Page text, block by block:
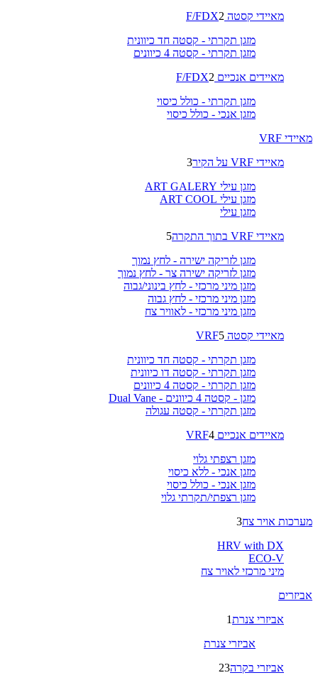
מאיידי קסטה F/FDX 2
מזגן תקרתי - קסטה חד כיוונית
מזגן תקרתי - קסטה 4 כיוונים
מאיידים אנכיים F/FDX 2
מזגן תקרתי - כולל כיסוי
מזגן אנכי - כולל כיסוי
מאיידי VRF
מאיידי VRF על הקיר
3
מזגן עילי ART GALERY
מזגן עילי ART COOL
מזגן עילי
מאיידי VRF בתוך התקרה
5
מזגן לזריקה ישירה - לחץ נמוך
מזגן לזריקה ישירה צר - לחץ נמוך
מזגן מיני מרכזי - לחץ בינוני/גבוה
מזגן מיני מרכזי - לחץ גבוה
מזגן מיני מרכזי - לאוויר צח
מאיידי קסטה VRF 5
מזגן תקרתי - קסטה חד כיוונית
מזגן תקרתי - קסטה דו כיוונית
מזגן תקרתי - קסטה 4 כיוונים
מזגן - קסטה 4 כיוונים - Dual Vane
מזגן תקרתי - קסטה עגולה
מאיידים אנכיים VRF 4
מזגן רצפתי גלוי
מזגן אנכי - ללא כיסוי
מזגן אנכי - כולל כיסוי
מזגן רצפתי/תקרתי גלוי
מערכות אויר צח3
HRV with DX
ECO-V
מיני מרכזי לאויר צח
אביזרים
אביזרי צנרת1
אביזרי צנרת
אביזרי בקרה23